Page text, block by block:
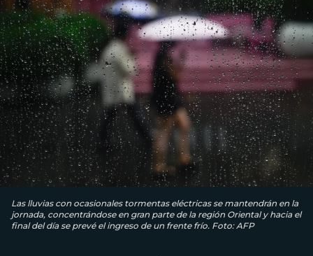
Las lluvias con ocasionales tormentas eléctricas se mantendrán en la
jornada, concentrándose en gran parte de la región Oriental y hacia el
final del día se prevé el ingreso de un frente frío. Foto: AFP